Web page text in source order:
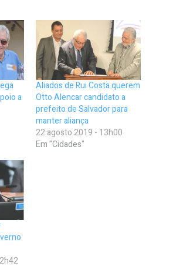
a
Aliados de Rui Costa querem
Otto Alencar candidato a
prefeito de Salvador para
manter aliança
22 agosto 2019 - 13h00
Em "Cidades"